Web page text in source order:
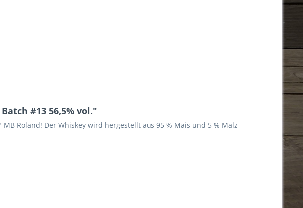
#13 56,5% vol."
Roland! Der Whiskey wird hergestellt aus 95 % Mais und 5 % Malz